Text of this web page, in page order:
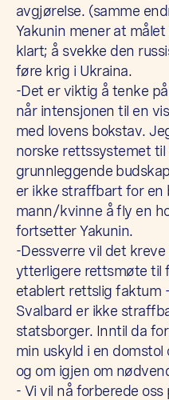
avgjørelse. (samme
Yakunin mener at
klart; å svekke den
føre krig i Ukraina.
-Det er viktig å tenke
når intensjonen til en
med lovens bokstav.
norske rettssystemet
grunnleggende
er ikke straffbart for en
mann/kvinne å fly en
fortsetter Yakunin.
-Dessverre vil det
ytterligere rettsmøte til
etablert rettslig faktum
Svalbard er ikke
statsborger. Inntil da
min uskyld i en
og om igjen om
- Vi vil nå forberede